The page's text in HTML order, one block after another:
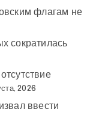
флагам не
сократилась
2026
ввести